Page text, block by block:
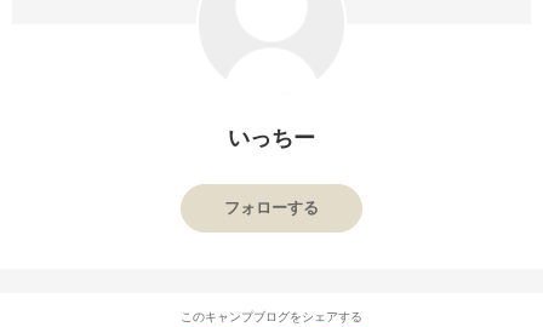
いっちー
フォローする
このキャンプブログをシェアする